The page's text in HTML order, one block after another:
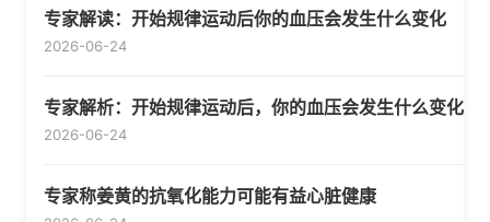
专家解读：开始规律运动后你的血压会发生什么变化
2026-06-24
专家解析：开始规律运动后，你的血压会发生什么变化
2026-06-24
专家称姜黄的抗氧化能力可能有益心脏健康